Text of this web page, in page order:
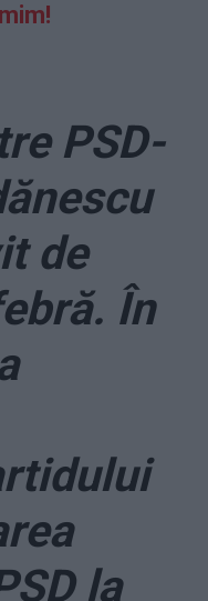
PSD-
de
În
la